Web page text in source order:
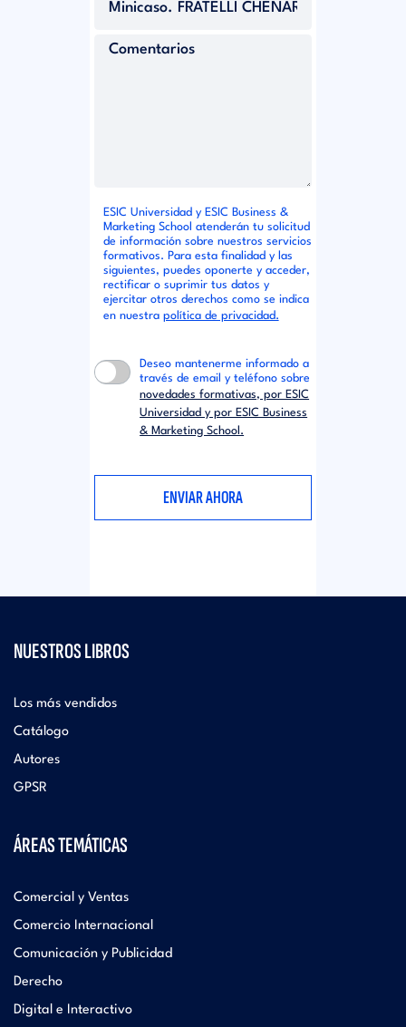
ESIC Universidad y ESIC Business &
Marketing School atenderán tu solicitud
de información sobre nuestros servicios
formativos. Para esta finalidad y las
siguientes, puedes oponerte y acceder,
rectificar o suprimir tus datos y
ejercitar otros derechos como se indica
en nuestra política de privacidad.
Deseo mantenerme informado a
través de email y teléfono sobre
novedades formativas, por ESIC
Universidad y por ESIC Business
& Marketing School.
NUESTROS LIBROS
Los más vendidos
Catálogo
Autores
GPSR
ÁREAS TEMÁTICAS
Comercial y Ventas
Comercio Internacional
Comunicación y Publicidad
Derecho
Digital e Interactivo